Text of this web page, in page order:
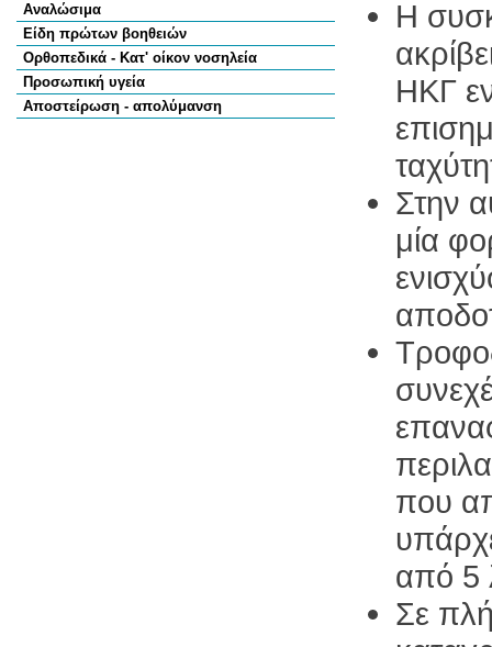
Αναλώσιμα
Είδη πρώτων βοηθειών
Ορθοπεδικά - Κατ' οίκον νοσηλεία
Προσωπική υγεία
Αποστείρωση - απολύμανση
Η
ΗΚΓ
Στην
μία
που
από 5
Σε